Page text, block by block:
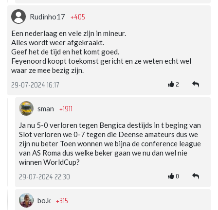
Rudinho17 +405
Een nederlaag en vele zijn in mineur.
Alles wordt weer afgekraakt.
Geef het de tijd en het komt goed.
Feyenoord koopt toekomst gericht en ze weten echt wel
waar ze mee bezig zijn.
29-07-2024 16:17 2
sman +1911
Ja nu 5-0 verloren tegen Bengica destijds in t beging van
Slot verloren we 0-7 tegen die Deense amateurs dus we
zijn nu beter Toen wonnen we bijna de conference league
van AS Roma dus welke beker gaan we nu dan wel nie
winnen WorldCup?
29-07-2024 22:30 0
bo.k +315